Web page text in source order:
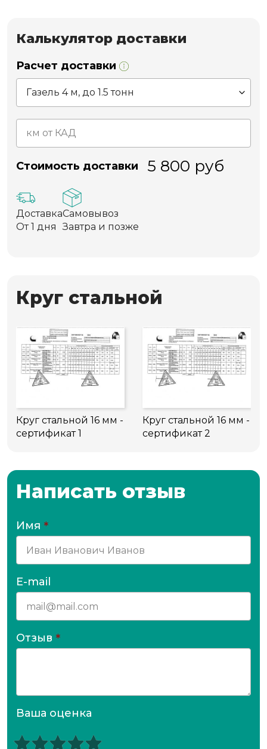
Калькулятор доставки
Расчет доставки
Стоимость доставки 5 800 руб
Доставка
От 1 дня
Самовывоз
Завтра и позже
Круг стальной
Круг стальной 16 мм -
сертификат 1
Круг стальной 16 мм -
сертификат 2
Написать отзыв
Имя *
E-mail
Отзыв *
Ваша оценка